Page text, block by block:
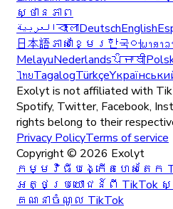
ស្ថានភាព
العربيةবাংলাDeutschEnglish
日本語ភាសាខ្មែរ 한국어ພາສາລ
MelayuNederlandsਪੰਜਾਬੀ
ไทยTagalogTürkçe
Exolyt is not affiliated with
Spotify, Twitter, Facebook,
rights belong to their
Privacy PolicyTerms of service
Copyright © 2026 Exolyt
កម្មវិធីបង្កើតហេសតែក
អត្ថប្រយោជន៍ពី TikTok
គណនាចំណូល TikTok